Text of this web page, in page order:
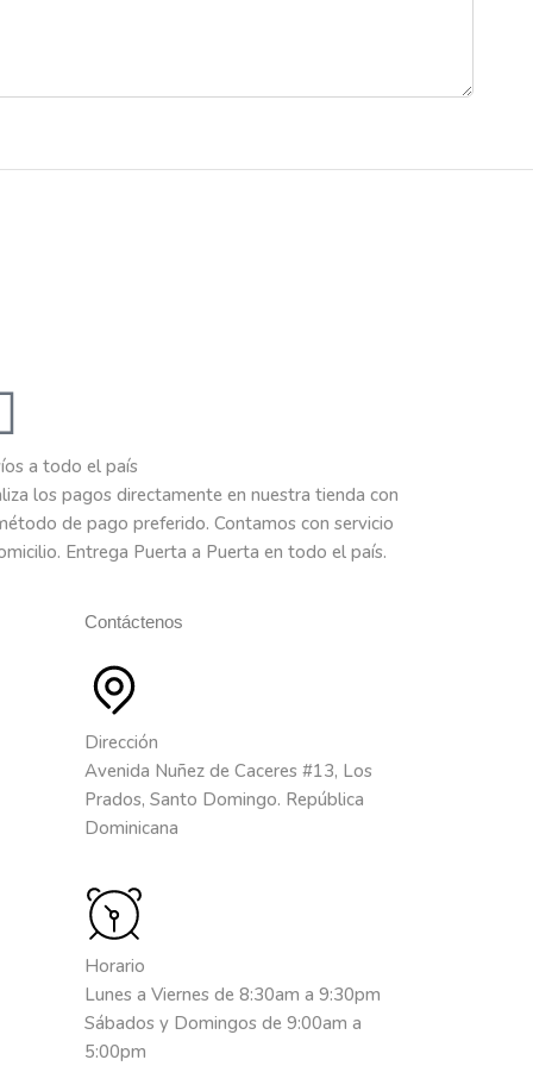
a todo el país
los pagos directamente en nuestra tienda con
de pago preferido. Contamos con servicio
Entrega Puerta a Puerta en todo el país.
Contáctenos
Dirección
Avenida Nuñez de Caceres #13, Los
Prados, Santo Domingo. República
Dominicana
Horario
Lunes a Viernes de 8:30am a 9:30pm
Sábados y Domingos de 9:00am a
5:00pm